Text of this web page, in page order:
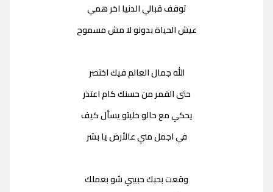
توقف قبالي الدنيا اخر همي
عيش الحياة بدونو لا مش مسموح
الله جمال العالم فيك اختصر
حتى القمر من حسنك كام اعتذر
يحكي مع حالو خليتو يسأل كيف
في اجمل مني عالأرض يا بشر
وقعت بحبك حبيبي شو بعملك